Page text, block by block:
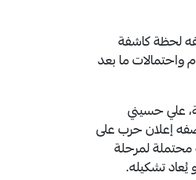
لحظة كاشفة
واحتمالات ما بعد
علي حسيني
إعلان حرب على
محتملة لمرحلة
تشكيله.